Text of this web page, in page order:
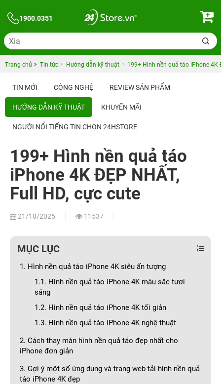
1900.0351
Trang chủ Tin tức Hướng dẫn kỹ thuật 199+ Hình nền quả táo iPhone 4K
TIN MỚI CÔNG NGHỆ REVIEW SẢN PHẨM
HƯỚNG DẪN KỸ THUẬT KHUYẾN MÃI
NGƯỜI NỔI TIẾNG TIN CHỌN 24HSTORE
199+ Hình nền quả táo
iPhone 4K ĐẸP NHẤT,
Full HD, cực cute
21/10/2025 11537
MỤC LỤC
1. Hình nền quả táo iPhone 4K siêu ấn tượng
1.1. Hình nền quả táo iPhone 4K màu sắc tươi
sáng
1.2. Hình nền quả táo iPhone 4K tối giản
1.3. Hình nền quả táo iPhone 4K nghệ thuật
2. Cách thay màn hình nền quả táo đẹp nhất cho
iPhone đơn giản
3. Gợi ý một số ứng dụng và trang web tải hình nền quả
táo iPhone 4K đẹp